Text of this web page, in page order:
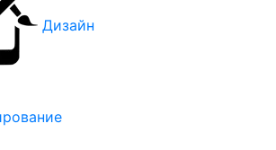
Дизайн